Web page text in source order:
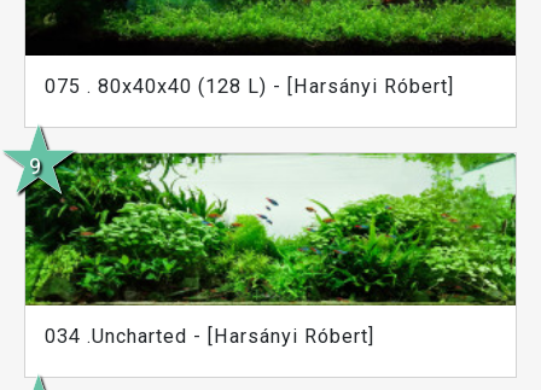
075 . 80x40x40 (128 L) - [Harsányi Róbert]
034 .Uncharted - [Harsányi Róbert]